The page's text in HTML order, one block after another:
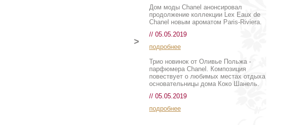
>
Дом моды Chanel анонсировал
продолжение коллекции Lex Eaux de
Chanel новым ароматом Paris-Riviera.
// 05.05.2019
подробнее
Трио новинок от Оливье Польжа -
парфюмера Chanel. Композиция
повествует о любимых местах отдыха
основательницы дома Коко Шанель.
// 05.05.2019
подробнее